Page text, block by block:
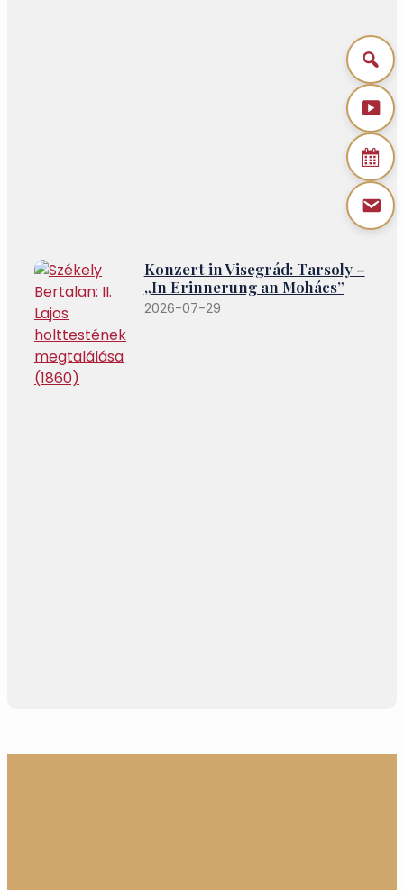
Konzert in Visegrád: Tarsoly –
„In Erinnerung an Mohács”
2026-07-29